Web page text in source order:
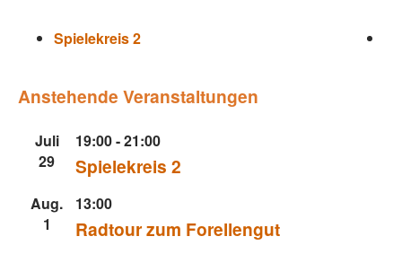
Spielekreis 2
Anstehende Veranstaltungen
Juli
29
19:00-21:00
Spielekreis 2
Aug.
1
13:00
Radtour zum Forellengut